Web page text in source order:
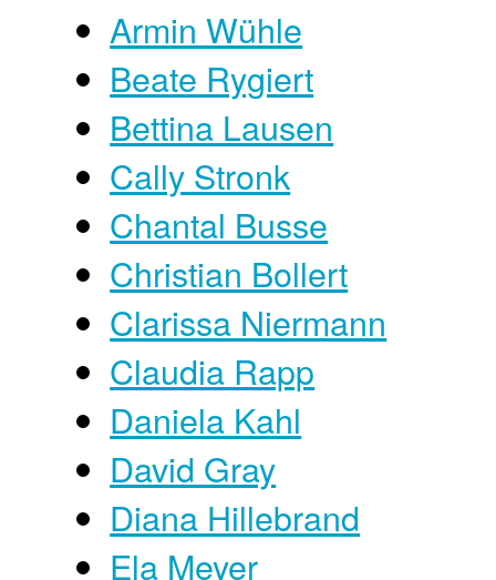
Armin Wühle
Beate Rygiert
Bettina Lausen
Cally Stronk
Chantal Busse
Christian Bollert
Clarissa Niermann
Claudia Rapp
Daniela Kahl
David Gray
Diana Hillebrand
Ela Meyer